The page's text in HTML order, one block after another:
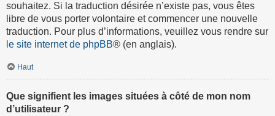
souhaitez. Si la traduction désirée n’existe pas, vous êtes
libre de vous porter volontaire et commencer une nouvelle
traduction. Pour plus d’informations, veuillez vous rendre sur
le site internet de phpBB® (en anglais).
Haut
Que signifient les images situées à côté de mon nom
d’utilisateur ?